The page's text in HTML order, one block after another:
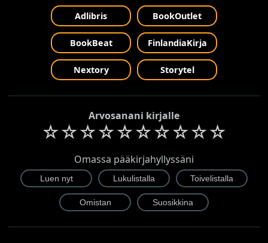
Adlibris BookOutlet
BookBeat FinlandiaKirja
Nextory Storytel
Arvosanani kirjalle
☆☆☆☆☆☆☆☆☆☆
Omassa pääkirjahyllyssäni